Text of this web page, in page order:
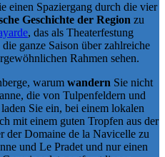
einen Spaziergang durch die vier
Geschichte der Region zu
, das als Theaterfestung
ganze Saison über zahlreiche
Rahmen sehen.
warum wandern Sie nicht
die von Tulpenfeldern und
Sie ein, bei einem lokalen
mit einem guten Tropfen aus der
der Domaine de la Navicelle zu
und Le Pradet und nur einen